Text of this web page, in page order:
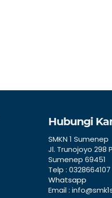
Hubungi
SMKN 1 Sumenep
Jl. Trunojoyo 298
Sumenep 69451
Telp : 0328664107
Whatsapp
Email :